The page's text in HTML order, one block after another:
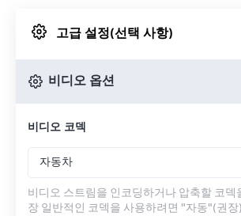
Google 드라이브에
고급 설정(선택 사항)
비디오 옵션
비디오 코덱
자동차
비디오 스트림을 인코딩하거나 압축할 코덱
장 일반적인 코덱을 사용하려면 "자동"(권